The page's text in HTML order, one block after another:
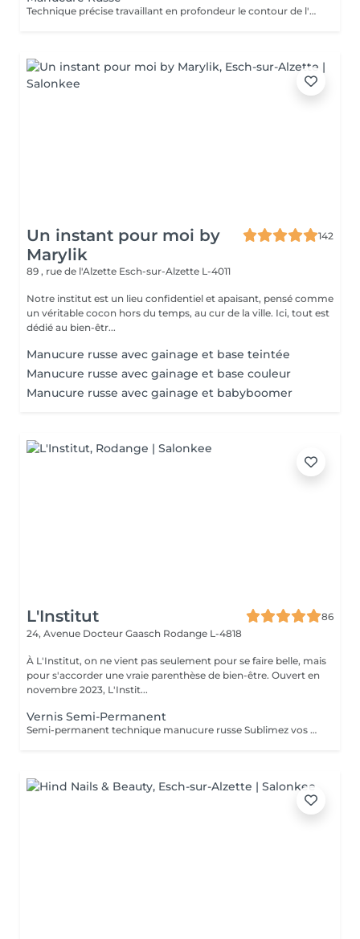
Technique précise travaillant en profondeur le contour de l'ongle et les cuticules, pour une finition nette, durable et parfaitement soignée. Idéal avant la pose de vernis ou gel/acrylique.
Un instant pour moi by
Marylik
142
89 , rue de l'Alzette Esch-sur-Alzette L-4011
Notre institut est un lieu confidentiel et apaisant, pensé comme
un véritable cocon hors du temps, au cur de la ville. Ici, tout est
dédié au bien-êtr...
Manucure russe avec gainage et base teintée
Manucure russe avec gainage et base couleur
Manucure russe avec gainage et babyboomer
L'Institut
86
24, Avenue Docteur Gaasch Rodange L-4818
À L'Institut, on ne vient pas seulement pour se faire belle, mais
pour s'accorder une vraie parenthèse de bien-être. Ouvert en
novembre 2023, L'Instit...
Vernis Semi-Permanent
Semi-permanent technique manucure russe Sublimez vos ongles avec notre manucure russe, une technique professionnelle qui offre un résultat ultra-précis et durable. Cette prestation inclut : Soin complet des ongles et cuticules Limage et préparation minutieuse Application du semi-permanent pour un rendu net et élégant Résultat impeccable : la repousse n'est pas visible pendant 10 jours Durée : 45 minutes